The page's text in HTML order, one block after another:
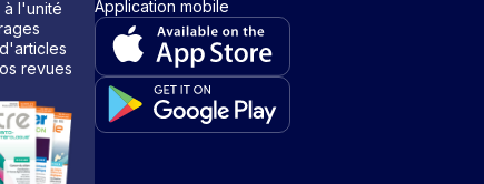
à l'unité
revues
Application mobile